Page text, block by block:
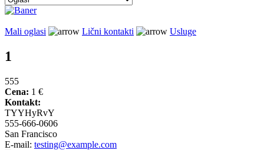
Mali oglasi Lični kontakti Usluge
1
555
Cena: 1 €
Kontakt:
TYYHyRvY
555-666-0606
San Francisco
E-mail: testing@example.com